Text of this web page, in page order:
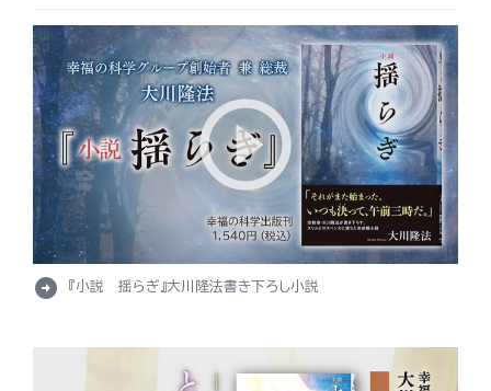
arrow_circle_right 『小説 揺らぎ』大川隆法書き下ろし小説